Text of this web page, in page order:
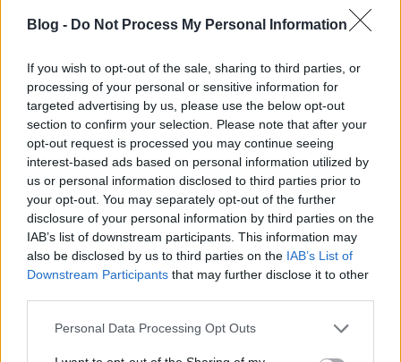
Blog - Do Not Process My Personal Information
If you wish to opt-out of the sale, sharing to third parties, or
processing of your personal or sensitive information for
targeted advertising by us, please use the below opt-out
section to confirm your selection. Please note that after your
opt-out request is processed you may continue seeing
interest-based ads based on personal information utilized by
us or personal information disclosed to third parties prior to
your opt-out. You may separately opt-out of the further
disclosure of your personal information by third parties on the
IAB’s list of downstream participants. This information may
also be disclosed by us to third parties on the IAB’s List of
Downstream Participants that may further disclose it to other
Please note that this website/app uses one or more Google
Personal Data Processing Opt Outs
Moriról
Szigi.
2023-03-26 08:24:19
Természetesen ez nem kritika volt, hanem csak
néhány címszó, ami első hallgatás után beugrott a
lemezről. A készülő kritikában mindenezeket
természetesen jobban meg fogom fogalmazni,
viszont a véleményem ugyanaz marad. A
dramatikus búcsúzást látva örülök, hogy továbbra is
olvasóm maradsz! :D
BEJEGYZÉS:Néhány címszó a Memento Mori dalokról